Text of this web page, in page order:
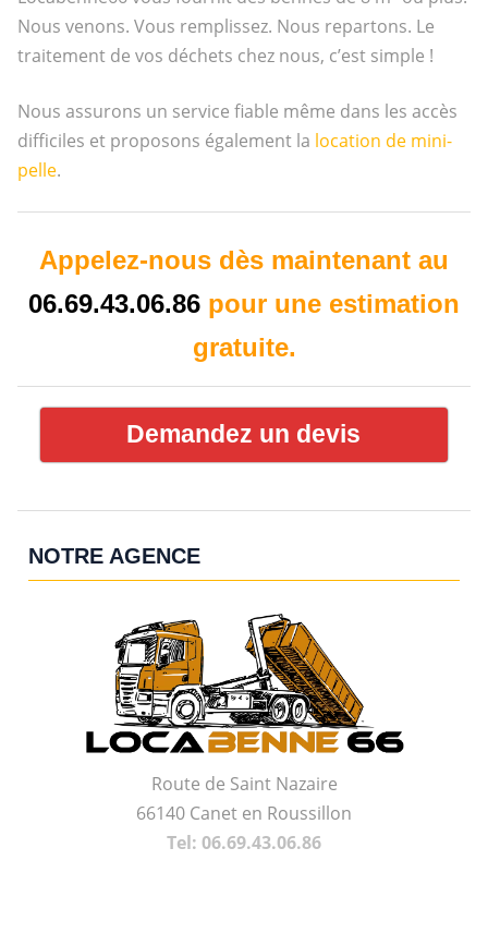
Nous venons. Vous remplissez. Nous repartons. Le
traitement de vos déchets chez nous, c’est simple !
Nous assurons un service fiable même dans les accès
difficiles et proposons également la location de mini-
pelle.
Appelez-nous dès maintenant au
06.69.43.06.86 pour une estimation
gratuite.
Demandez un devis
NOTRE AGENCE
Route de Saint Nazaire
66140 Canet en Roussillon
Tel: 06.69.43.06.86